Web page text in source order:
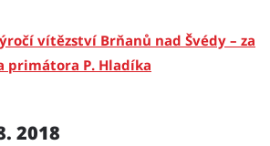
vítězství Brňanů nad Švédy – za
primátora P. Hladíka
2018